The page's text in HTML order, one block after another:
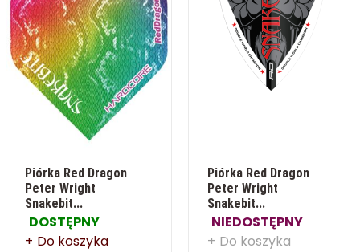
Piórka Red Dragon
Peter Wright
Snakebit...
DOSTĘPNY
Do koszyka
Piórka Red Dragon
Peter Wright
Snakebit...
NIEDOSTĘPNY
Do koszyka